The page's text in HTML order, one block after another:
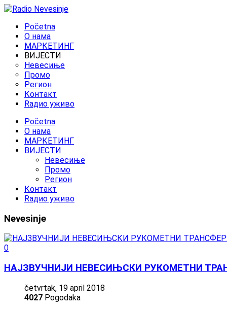
Početna
O нама
МАРКЕТИНГ
ВИЈЕСТИ
Невесиње
Промо
Регион
Контакт
Rадио уживо
Početna
O нама
МАРКЕТИНГ
ВИЈЕСТИ
Невесиње
Промо
Регион
Контакт
Rадио уживо
Nevesinje
0
НАЈЗВУЧНИЈИ НЕВЕСИЊСКИ РУКОМЕТНИ
četvrtak, 19 april 2018
4027 Pogodaka